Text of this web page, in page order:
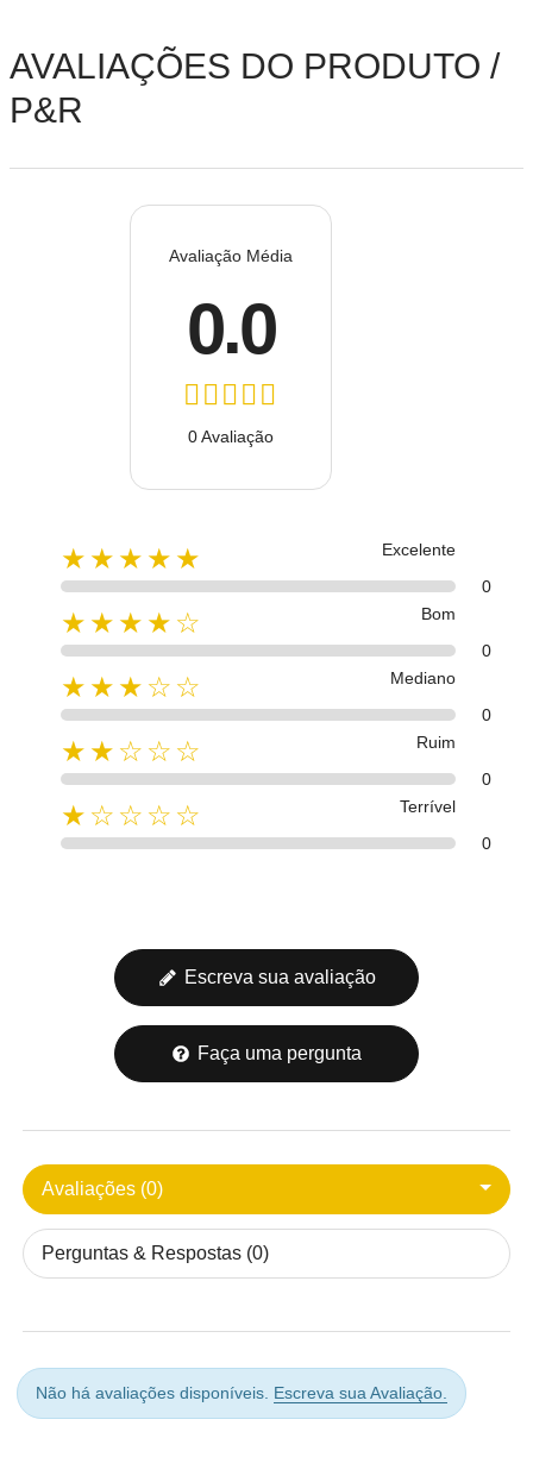
AVALIAÇÕES DO PRODUTO /
P&R
Avaliação Média
0.0
0 Avaliação
★★★★★
Excelente
0
★★★★☆
Bom
0
★★★☆☆
Mediano
0
★★☆☆☆
Ruim
0
★☆☆☆☆
Terrível
0
Escreva sua avaliação
Faça uma pergunta
Avaliações (0)
Perguntas & Respostas (0)
Não há avaliações disponíveis. Escreva sua Avaliação.